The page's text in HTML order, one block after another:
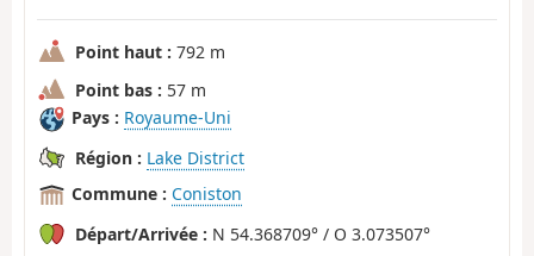
Point haut : 792 m
Point bas : 57 m
Pays : Royaume-Uni
Région : Lake District
Commune : Coniston
Départ/Arrivée : N 54.368709° / O 3.073507°